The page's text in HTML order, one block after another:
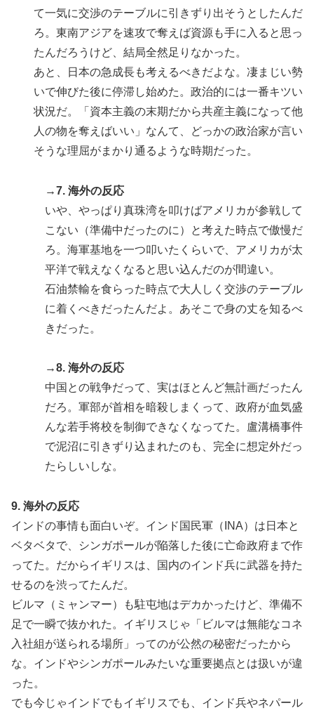
て一気に交渉のテーブルに引きずり出そうとしたんだ
ろ。東南アジアを速攻で奪えば資源も手に入ると思っ
たんだろうけど、結局全然足りなかった。
あと、日本の急成長も考えるべきだよな。凄まじい勢
いで伸びた後に停滞し始めた。政治的には一番キツい
状況だ。「資本主義の末期だから共産主義になって他
人の物を奪えばいい」なんて、どっかの政治家が言い
そうな理屈がまかり通るような時期だった。
→7. 海外の反応
いや、やっぱり真珠湾を叩けばアメリカが参戦して
こない（準備中だったのに）と考えた時点で傲慢だ
ろ。海軍基地を一つ叩いたくらいで、アメリカが太
平洋で戦えなくなると思い込んだのが間違い。
石油禁輸を食らった時点で大人しく交渉のテーブル
に着くべきだったんだよ。あそこで身の丈を知るべ
きだった。
→8. 海外の反応
中国との戦争だって、実はほとんど無計画だったん
だろ。軍部が首相を暗殺しまくって、政府が血気盛
んな若手将校を制御できなくなってた。盧溝橋事件
で泥沼に引きずり込まれたのも、完全に想定外だっ
たらしいしな。
9. 海外の反応
インドの事情も面白いぞ。インド国民軍（INA）は日本と
ベタベタで、シンガポールが陥落した後に亡命政府まで作
ってた。だからイギリスは、国内のインド兵に武器を持た
せるのを渋ってたんだ。
ビルマ（ミャンマー）も駐屯地はデカかったけど、準備不
足で一瞬で抜かれた。イギリスじゃ「ビルマは無能なコネ
入社組が送られる場所」ってのが公然の秘密だったから
な。インドやシンガポールみたいな重要拠点とは扱いが違
った。
でも今じゃインドでもイギリスでも、インド兵やネパール